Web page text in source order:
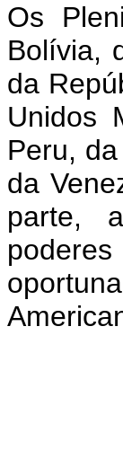
Os
Bolívia,
da
Unidos
Peru,
da
parte,